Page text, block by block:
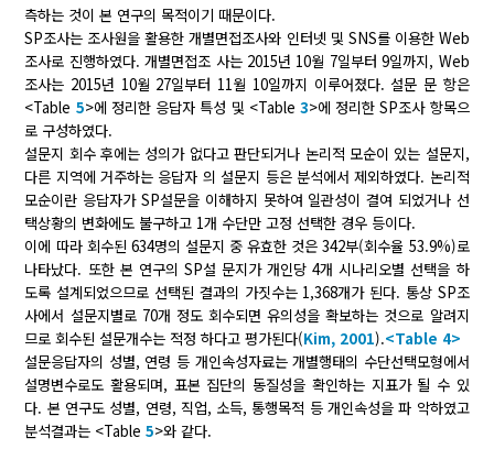
측하는 것이 본 연구의 목적이기 때문이다.
SP조사는 조사원을 활용한 개별면접조사와 인터넷 및 SNS를 이용한 Web
조사로 진행하였다. 개별면접조 사는 2015년 10월 7일부터 9일까지, Web
조사는 2015년 10월 27일부터 11월 10일까지 이루어졌다. 설문 문 항은
<Table 5>에 정리한 응답자 특성 및 <Table 3>에 정리한 SP조사 항목으
로 구성하였다.
설문지 회수 후에는 성의가 없다고 판단되거나 논리적 모순이 있는 설문지,
다른 지역에 거주하는 응답자 의 설문지 등은 분석에서 제외하였다. 논리적
모순이란 응답자가 SP설문을 이해하지 못하여 일관성이 결여 되었거나 선
택상황의 변화에도 불구하고 1개 수단만 고정 선택한 경우 등이다.
이에 따라 회수된 634명의 설문지 중 유효한 것은 342부(회수율 53.9%)로
나타났다. 또한 본 연구의 SP설 문지가 개인당 4개 시나리오별 선택을 하
도록 설계되었으므로 선택된 결과의 가짓수는 1,368개가 된다. 통상 SP조
사에서 설문지별로 70개 정도 회수되면 유의성을 확보하는 것으로 알려지
므로 회수된 설문개수는 적정 하다고 평가된다(Kim, 2001).<Table 4>
설문응답자의 성별, 연령 등 개인속성자료는 개별행태의 수단선택모형에서
설명변수로도 활용되며, 표본 집단의 동질성을 확인하는 지표가 될 수 있
다. 본 연구도 성별, 연령, 직업, 소득, 통행목적 등 개인속성을 파 악하였고
분석결과는 <Table5>와 같다.